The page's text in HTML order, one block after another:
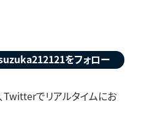
をフォロー
Twitterでリアルタイムにお